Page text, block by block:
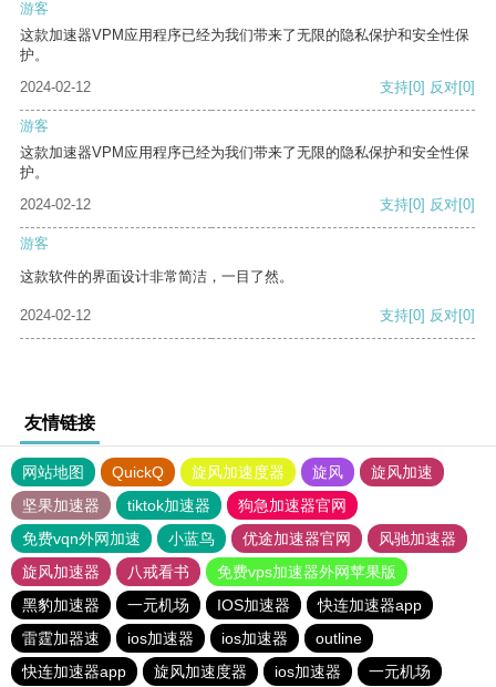
游客
这款加速器VPM应用程序已经为我们带来了无限的隐私保护和安全性保
护。
2024-02-12
支持[0] 反对[0]
游客
这款加速器VPM应用程序已经为我们带来了无限的隐私保护和安全性保
护。
2024-02-12
支持[0] 反对[0]
游客
这款软件的界面设计非常简洁，一目了然。
2024-02-12 支持[0] 反对[0]
友情链接
网站地图 QuickQ 旋风加速度器 旋风
旋风加速
坚果加速器
tiktok加速器
狗急加速器官网
免费vqn外网加速
小蓝鸟 优途加速器官网
风驰加速器
旋风加速器
八戒看书
免费vps加速器外网苹果版
黑豹加速器
一元机场 IOS加速器
快连加速器app
雷霆加器速
ios加速器 ios加速器
outline
快连加速器app
旋风加速度器 ios加速器 一元机场